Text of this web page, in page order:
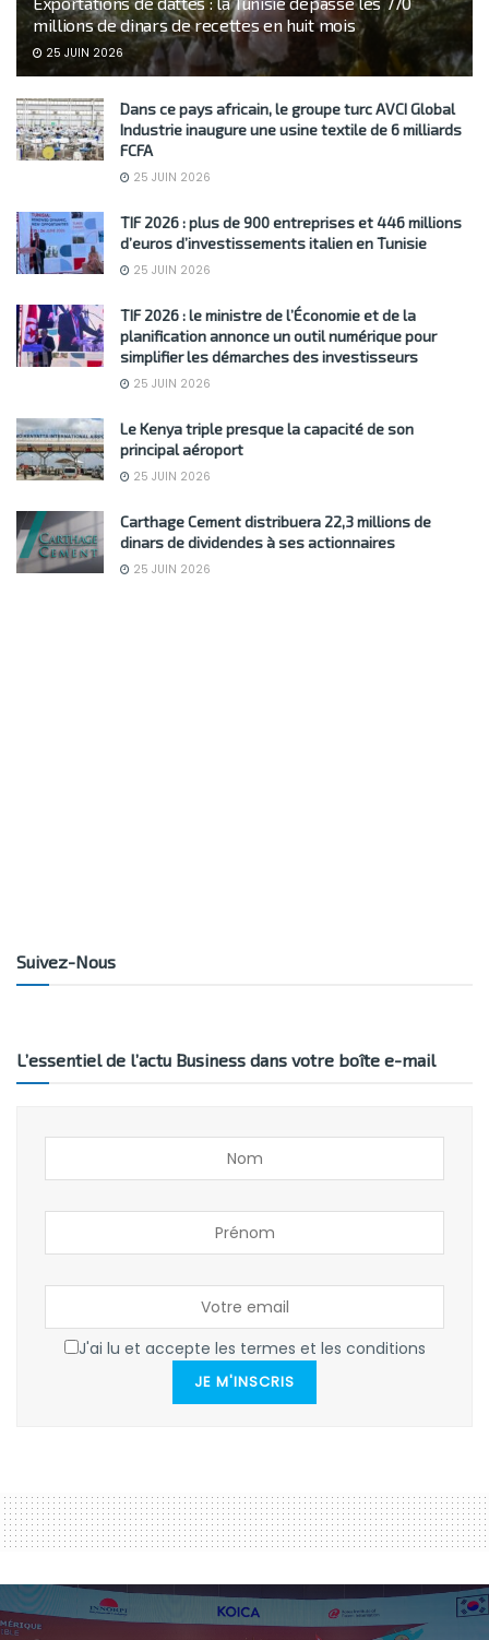
millions de dinars de recettes en huit mois
25 JUIN 2026
Dans ce pays africain, le groupe turc AVCI Global
Industrie inaugure une usine textile de 6 milliards
FCFA
25 JUIN 2026
TIF 2026 : plus de 900 entreprises et 446 millions
d’euros d’investissements italien en Tunisie
25 JUIN 2026
TIF 2026 : le ministre de l’Économie et de la
planification annonce un outil numérique pour
simplifier les démarches des investisseurs
25 JUIN 2026
Le Kenya triple presque la capacité de son
principal aéroport
25 JUIN 2026
Carthage Cement distribuera 22,3 millions de
dinars de dividendes à ses actionnaires
25 JUIN 2026
Suivez-Nous
L’essentiel de l’actu Business dans votre boîte e-mail
J'ai lu et accepte les termes et les conditions
JE M'INSCRIS